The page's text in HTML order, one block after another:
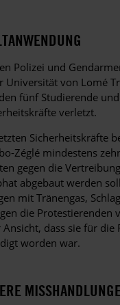
Polizei und
Universität von Lomé
fünf Studierende
verletzt.
Sicherheitskräfte
Zéglé mindestens
gegen die
abgebaut werden
mit Tränengas,
die Protestierenden
dass sie für die
worden war.